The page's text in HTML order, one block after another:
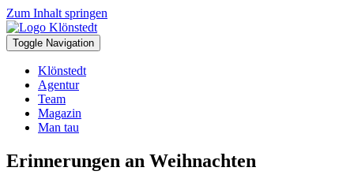
Zum Inhalt springen
Toggle Navigation
Klönstedt
Agentur
Team
Magazin
Man tau
Erinnerungen an Weihnachten